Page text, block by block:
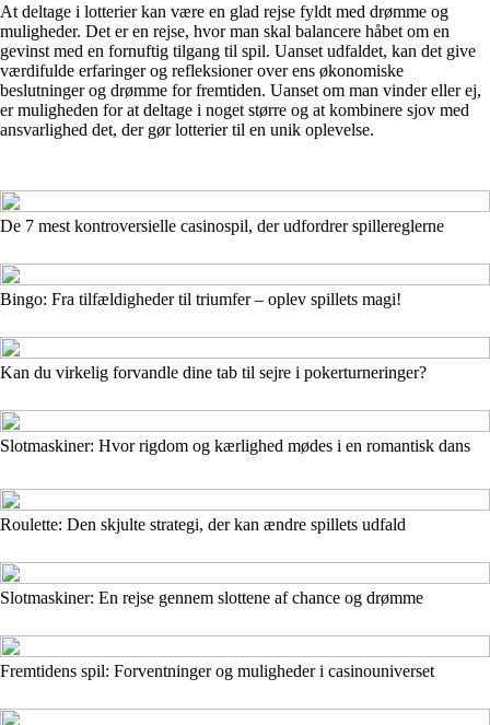
At deltage i lotterier kan være en glad rejse fyldt med drømme og
muligheder. Det er en rejse, hvor man skal balancere håbet om en
gevinst med en fornuftig tilgang til spil. Uanset udfaldet, kan det give
værdifulde erfaringer og refleksioner over ens økonomiske
beslutninger og drømme for fremtiden. Uanset om man vinder eller ej,
er muligheden for at deltage i noget større og at kombinere sjov med
ansvarlighed det, der gør lotterier til en unik oplevelse.
De 7 mest kontroversielle casinospil, der udfordrer spillereglerne
Bingo: Fra tilfældigheder til triumfer – oplev spillets magi!
Kan du virkelig forvandle dine tab til sejre i pokerturneringer?
Slotmaskiner: Hvor rigdom og kærlighed mødes i en romantisk dans
Roulette: Den skjulte strategi, der kan ændre spillets udfald
Slotmaskiner: En rejse gennem slottene af chance og drømme
Fremtidens spil: Forventninger og muligheder i casinouniverset